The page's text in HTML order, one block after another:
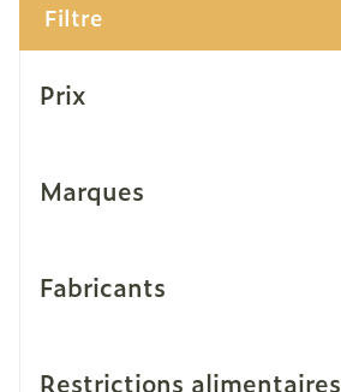
Filtre
Prix
Marques
Fabricants
Restrictions alimentaires